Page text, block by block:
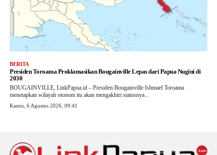
BERITA
Presiden Toroama Proklamasikan Bougainville Lepas dari Papua Nugini di
2030
BOUGAINVILLE, LinkPapua.id – Presiden Bougainville Ishmael Toroama
menetapkan wilayah otonom itu akan mengakhiri statusnya...
Kamis, 6 Agustus 2026, 09:41